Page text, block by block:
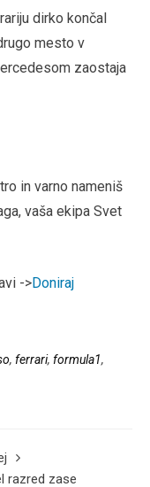
dirko končal
mesto v
zaostaja
in varno nameniš
vaša ekipa Svet
->Doniraj
, ferrari, formula1,
razred zase